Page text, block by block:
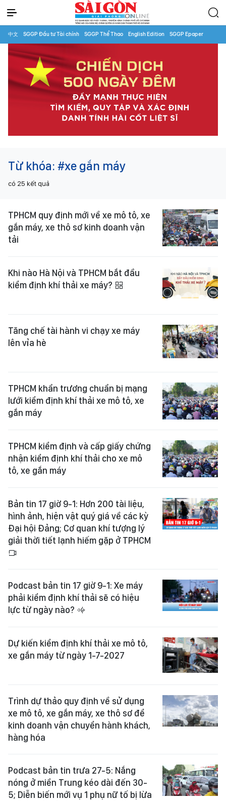
中文 SGGP Đầu tư Tài chính SGGP Thể Thao English Edition SGGP Epaper
Từ khóa: #xe gắn máy
có 25 kết quả
TPHCM quy định mới về xe mô tô, xe
gắn máy, xe thô sơ kinh doanh vận
tải
Khi nào Hà Nội và TPHCM bắt đầu
kiểm định khí thải xe máy?
Tăng chế tài hành vi chạy xe máy
lên vỉa hè
TPHCM khẩn trương chuẩn bị mạng
lưới kiểm định khí thải xe mô tô, xe
gắn máy
TPHCM kiểm định và cấp giấy chứng
nhận kiểm định khí thải cho xe mô
tô, xe gắn máy
Bản tin 17 giờ 9-1: Hơn 200 tài liệu,
hình ảnh, hiện vật quý giá về các kỳ
Đại hội Đảng; Cơ quan khí tượng lý
giải thời tiết lạnh hiếm gặp ở TPHCM
Podcast bản tin 17 giờ 9-1: Xe máy
phải kiểm định khí thải sẽ có hiệu
lực từ ngày nào?
Dự kiến kiểm định khí thải xe mô tô,
xe gắn máy từ ngày 1-7-2027
Trình dự thảo quy định về sử dụng
xe mô tô, xe gắn máy, xe thô sơ để
kinh doanh vận chuyển hành khách,
hàng hóa
Podcast bản tin trưa 27-5: Nắng
nóng ở miền Trung kéo dài đến 30-
5; Diễn biến mới vụ 1 phụ nữ tố bị lừa